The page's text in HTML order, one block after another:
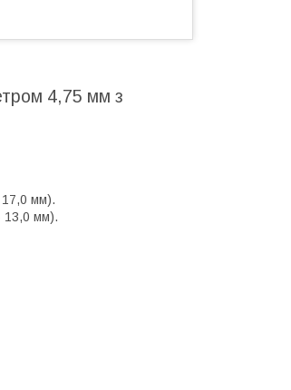
4,75 мм з
17,0 мм).
13,0 мм).